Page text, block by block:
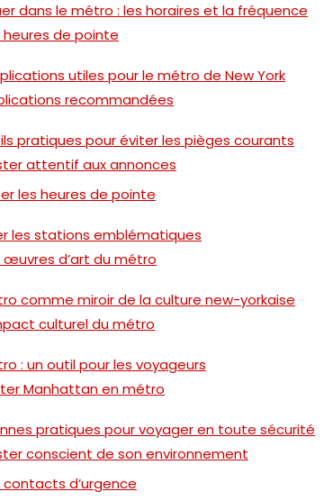
dans le métro : les horaires et la fréquence
heures de pointe
utiles pour le métro de New York
recommandées
pratiques pour éviter les pièges courants
attentif aux annonces
les heures de pointe
les stations emblématiques
œuvres d’art du métro
comme miroir de la culture new-yorkaise
culturel du métro
: un outil pour les voyageurs
Manhattan en métro
pratiques pour voyager en toute sécurité
conscient de son environnement
contacts d’urgence